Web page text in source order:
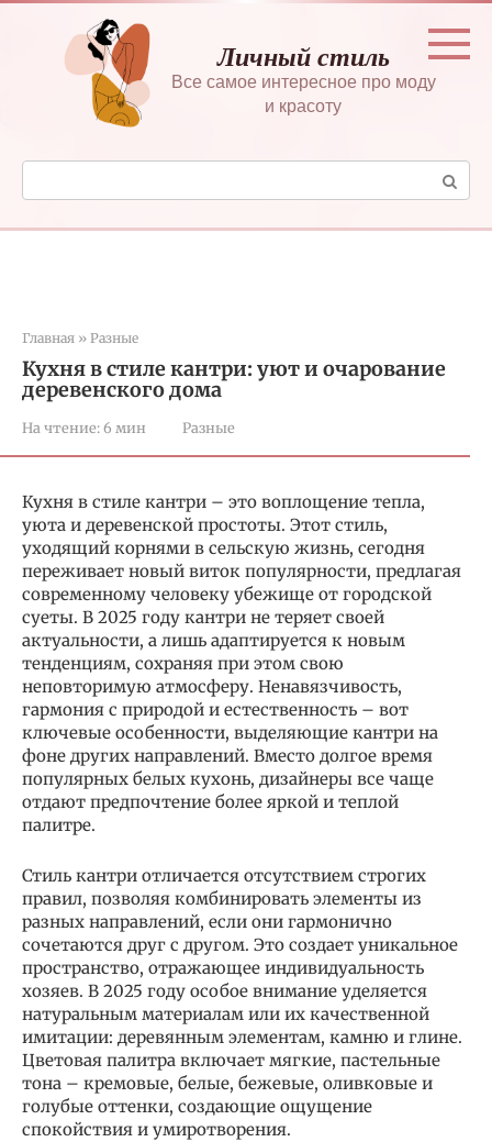
Перейти
контенту
Личный стиль
Все самое интересное про моду
и красоту
Поиск:
Главная » Разные
Кухня в стиле кантри: уют и очарование
деревенского дома
На чтение:6 мин Разные
Кухня в стиле кантри – это воплощение тепла,
уюта и деревенской простоты. Этот стиль,
уходящий корнями в сельскую жизнь, сегодня
переживает новый виток популярности, предлагая
современному человеку убежище от городской
суеты. В 2025 году кантри не теряет своей
актуальности, а лишь адаптируется к новым
тенденциям, сохраняя при этом свою
неповторимую атмосферу. Ненавязчивость,
гармония с природой и естественность – вот
ключевые особенности, выделяющие кантри на
фоне других направлений. Вместо долгое время
популярных белых кухонь, дизайнеры все чаще
отдают предпочтение более яркой и теплой
палитре.
Стиль кантри отличается отсутствием строгих
правил, позволяя комбинировать элементы из
разных направлений, если они гармонично
сочетаются друг с другом. Это создает уникальное
пространство, отражающее индивидуальность
хозяев. В 2025 году особое внимание уделяется
натуральным материалам или их качественной
имитации: деревянным элементам, камню и глине.
Цветовая палитра включает мягкие, пастельные
тона – кремовые, белые, бежевые, оливковые и
голубые оттенки, создающие ощущение
спокойствия и умиротворения.